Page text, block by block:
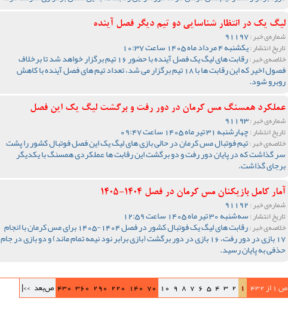
لیگ یک در انتظار شناسایی دو تیم دیگر فصل آینده
شماره‌ی خبر :91197
تاریخ انتشار :یکشنبه 4 مرداد ماه 1405 ساعت 10:37
خلاصه‌ی خبر : رقابت های لیگ یک فصل آینده با حضور 16 تیم برگزار خواهد شد تا برخلاف
فصول اخیر که این رقابت ها با 18 تیم برگزار می شد، تعداد تیم های فصل آینده با کاهش
روبرو شود.
عملکرد همسنگ مس کرمان در دور رفت و برگشت لیگ یک این فصل
شماره‌ی خبر :91193
تاریخ انتشار :چهارشنبه 31 تیر ماه 1405 ساعت 09:47
خلاصه‌ی خبر :تیم فوتبال مس کرمان در حالی بازی های لیگ یک این فصل فوتبال کشور را پشت
سر گذاشت که در پایان دور رفت و دو برگشت این رقابت ها عملکردی همسنگ با یکدیگر
برجای گذاشت.
آمار کامل بازیکنان مس کرمان در فصل 1404-1405
شماره‌ی خبر :
تاریخ انتشار :سه‌شنبه 30 تیر ماه 1405 ساعت 12:59
خلاصه‌ی خبر : رقابت های لیگ یک فوتبال کشور در فصل 1404-1405 برای مس کرمان با انجام
17 بازی در دور رفت، 16 بازی در دور برگشت (بازی برابر نود نیمه تمام ماند) و دو بازی در جام
حذفی به پایان رسید.
ص 1 از 432 1
2
3
4
5
6
7
8
9
10
70
140
220
290
360
430 ص‌بعد >>|